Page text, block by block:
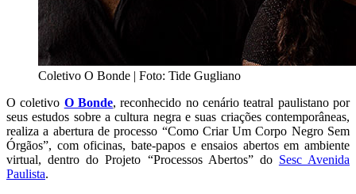
Coletivo O Bonde | Foto: Tide Gugliano
O coletivo O Bonde, reconhecido no cenário teatral paulistano por
seus estudos sobre a cultura negra e suas criações contemporâneas,
realiza a abertura de processo “Como Criar Um Corpo Negro Sem
Órgãos”, com oficinas, bate-papos e ensaios abertos em ambiente
virtual, dentro do Projeto “Processos Abertos” do Sesc Avenida
Paulista.